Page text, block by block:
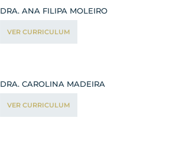
DRA. ANA FILIPA MOLEIRO
VER CURRICULUM
DRA. CAROLINA MADEIRA
VER CURRICULUM